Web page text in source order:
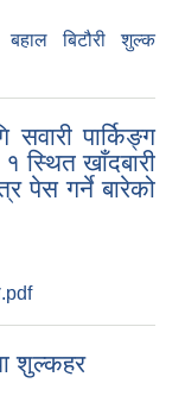
बिटौरी शुल्क
पार्किङ्ग
स्थित खाँदबारी
पेस गर्ने बारेको
शुल्कहर